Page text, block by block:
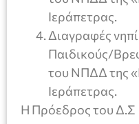
Ιεράπετρας.
Διαγραφές
Παιδικούς/
του ΝΠΔΔ της
Ιεράπετρας.
H Πρόεδρος του Δ.Σ